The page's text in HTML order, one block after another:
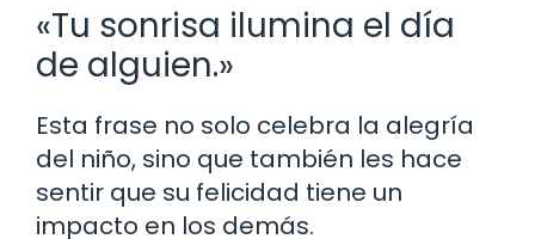
«Tu sonrisa ilumina el día
de alguien.»
Esta frase no solo celebra la alegría
del niño, sino que también les hace
sentir que su felicidad tiene un
impacto en los demás.